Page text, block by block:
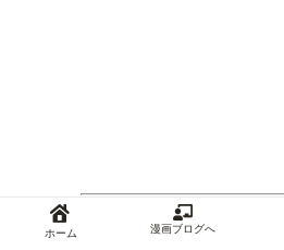
ホーム 漫画ブログへ